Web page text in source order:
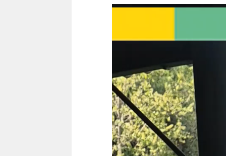
Reproductor
vídeo